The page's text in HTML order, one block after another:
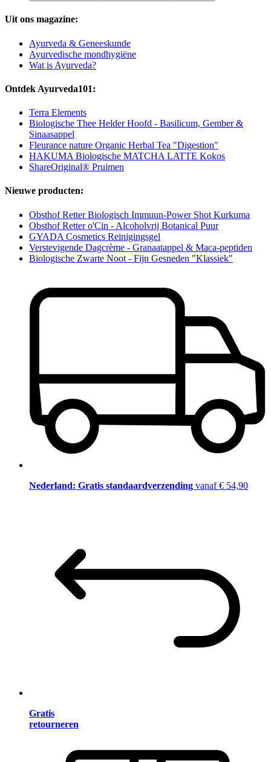
Uit ons magazine:
Ayurveda & Geneeskunde
Ayurvedische mondhygiëne
Wat is Ayurveda?
Ontdek Ayurveda101:
Terra Elements
Biologische Thee Helder Hoofd - Basilicum, Gember &
Sinaasappel
Fleurance nature Organic Herbal Tea "Digestion"
HAKUMA Biologische MATCHA LATTE Kokos
ShareOriginal® Pruimen
Nieuwe producten:
Obsthof Retter Biologisch Immuun-Power Shot Kurkuma
Obsthof Retter o'Cin - Alcoholvrij Botanical Puur
GYADA Cosmetics Reinigingsgel
Verstevigende Dagcrème - Granaatappel & Maca-peptiden
Biologische Zwarte Noot - Fijn Gesneden "Klassiek"
Nederland: Gratis standaardverzending vanaf € 54,90
Gratis
retourneren